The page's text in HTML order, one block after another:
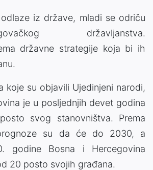
iz države, mladi se odriču
državljanstva.
državne strategije koja bi ih
koje su objavili Ujedinjeni narodi,
je u posljednjih devet godina
svog stanovništva. Prema
su da će do 2030, a
godine Bosna i Hercegovina
20 posto svojih građana.